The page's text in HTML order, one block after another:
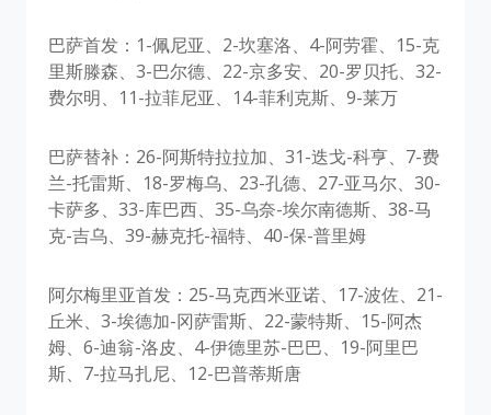
巴萨首发：1-佩尼亚、2-坎塞洛、4-阿劳霍、15-克
里斯滕森、3-巴尔德、22-京多安、20-罗贝托、32-
费尔明、11-拉菲尼亚、14-菲利克斯、9-莱万
巴萨替补：26-阿斯特拉拉加、31-迭戈-科亨、7-费
兰-托雷斯、18-罗梅乌、23-孔德、27-亚马尔、30-
卡萨多、33-库巴西、35-乌奈-埃尔南德斯、38-马
克-吉乌、39-赫克托-福特、40-保-普里姆
阿尔梅里亚首发：25-马克西米亚诺、17-波佐、21-
丘米、3-埃德加-冈萨雷斯、22-蒙特斯、15-阿杰
姆、6-迪翁-洛皮、4-伊德里苏-巴巴、19-阿里巴
斯、7-拉马扎尼、12-巴普蒂斯唐